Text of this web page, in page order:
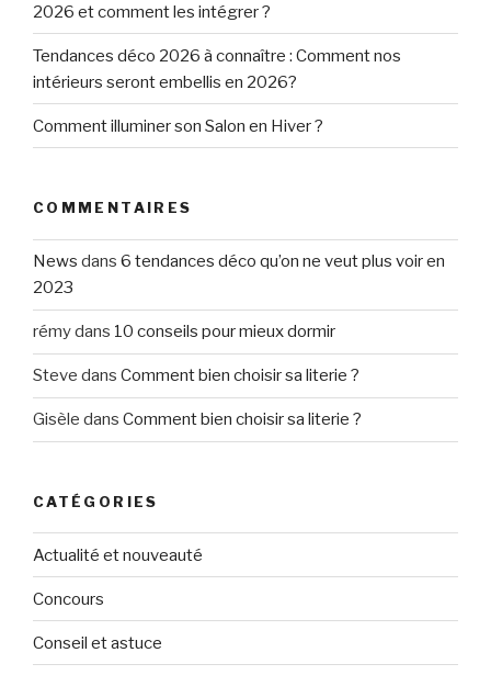
2026 et comment les intégrer ?
Tendances déco 2026 à connaître : Comment nos
intérieurs seront embellis en 2026?
Comment illuminer son Salon en Hiver ?
COMMENTAIRES
News dans 6 tendances déco qu’on ne veut plus voir en
2023
rémydans 10 conseils pour mieux dormir
Steve dans Comment bien choisir sa literie ?
Gisèle dans Comment bien choisir sa literie ?
CATÉGORIES
Actualité et nouveauté
Concours
Conseil et astuce